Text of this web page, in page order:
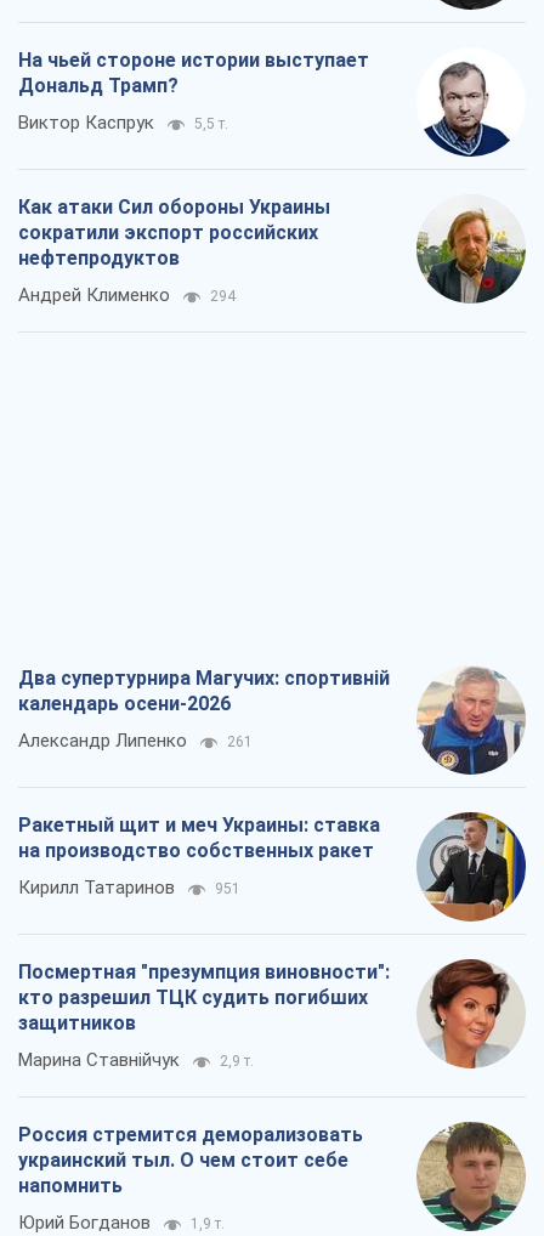
На чьей стороне истории выступает
Дональд Трамп?
Виктор Каспрук 5,5 т.
Как атаки Сил обороны Украины
сократили экспорт российских
нефтепродуктов
Андрей Клименко 294
Два супертурнира Магучих: спортивній
календарь осени-2026
Александр Липенко 261
Ракетный щит и меч Украины: ставка
на производство собственных ракет
Кирилл Татаринов 951
Посмертная "презумпция виновности":
кто разрешил ТЦК судить погибших
защитников
Марина Ставнійчук 2,9 т.
Россия стремится деморализовать
украинский тыл. О чем стоит себе
напомнить
Юрий Богданов 1,9 т.